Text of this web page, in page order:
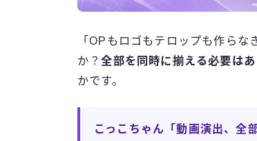
「OPもロゴもテロップも作ら
か？全部を同時に揃える必要はあ
かです。
こっこちゃん「動画演出、全